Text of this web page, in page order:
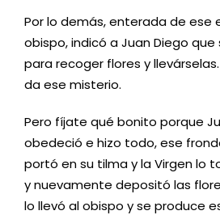
Por lo demás, enterada de ese
obispo, indicó a Juan Diego
para recoger flores y
da ese misterio.
Pero fíjate qué bonito porque
obedeció e hizo todo, ese
portó en su tilma y la Virgen lo
y nuevamente depositó las
lo llevó al obispo y se produce